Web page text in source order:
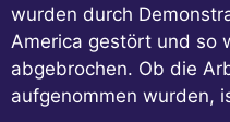
wurden durch
America gestört und so
abgebrochen. Ob die
aufgenommen wurden,